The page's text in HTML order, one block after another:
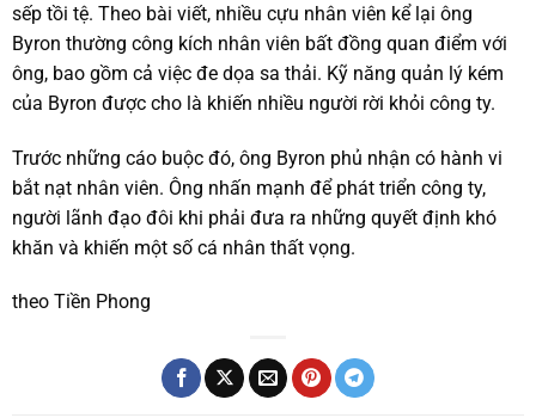
sếp tồi tệ. Theo bài viết, nhiều cựu nhân viên kể lại ông
Byron thường công kích nhân viên bất đồng quan điểm với
ông, bao gồm cả việc đe dọa sa thải. Kỹ năng quản lý kém
của Byron được cho là khiến nhiều người rời khỏi công ty.
Trước những cáo buộc đó, ông Byron phủ nhận có hành vi
bắt nạt nhân viên. Ông nhấn mạnh để phát triển công ty,
người lãnh đạo đôi khi phải đưa ra những quyết định khó
khăn và khiến một số cá nhân thất vọng.
theo Tiền Phong